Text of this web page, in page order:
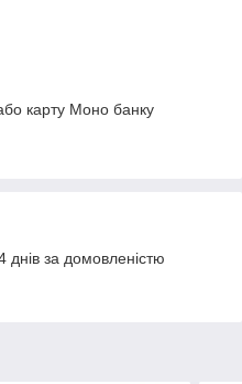
карту Моно банку
за домовленістю